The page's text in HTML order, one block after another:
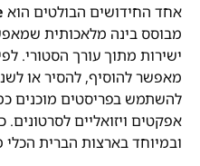
אחד החידושים הבולטים הוא
מבוסס בינה מלאכותית
ישירות מתוך עורך הסטורי.
מאפשר להוסיף, להסיר או
להשתמש בפריסטים מוכנים
אפקטים ויזואליים לסרטונים.
ובמיוחד בארצות הברית